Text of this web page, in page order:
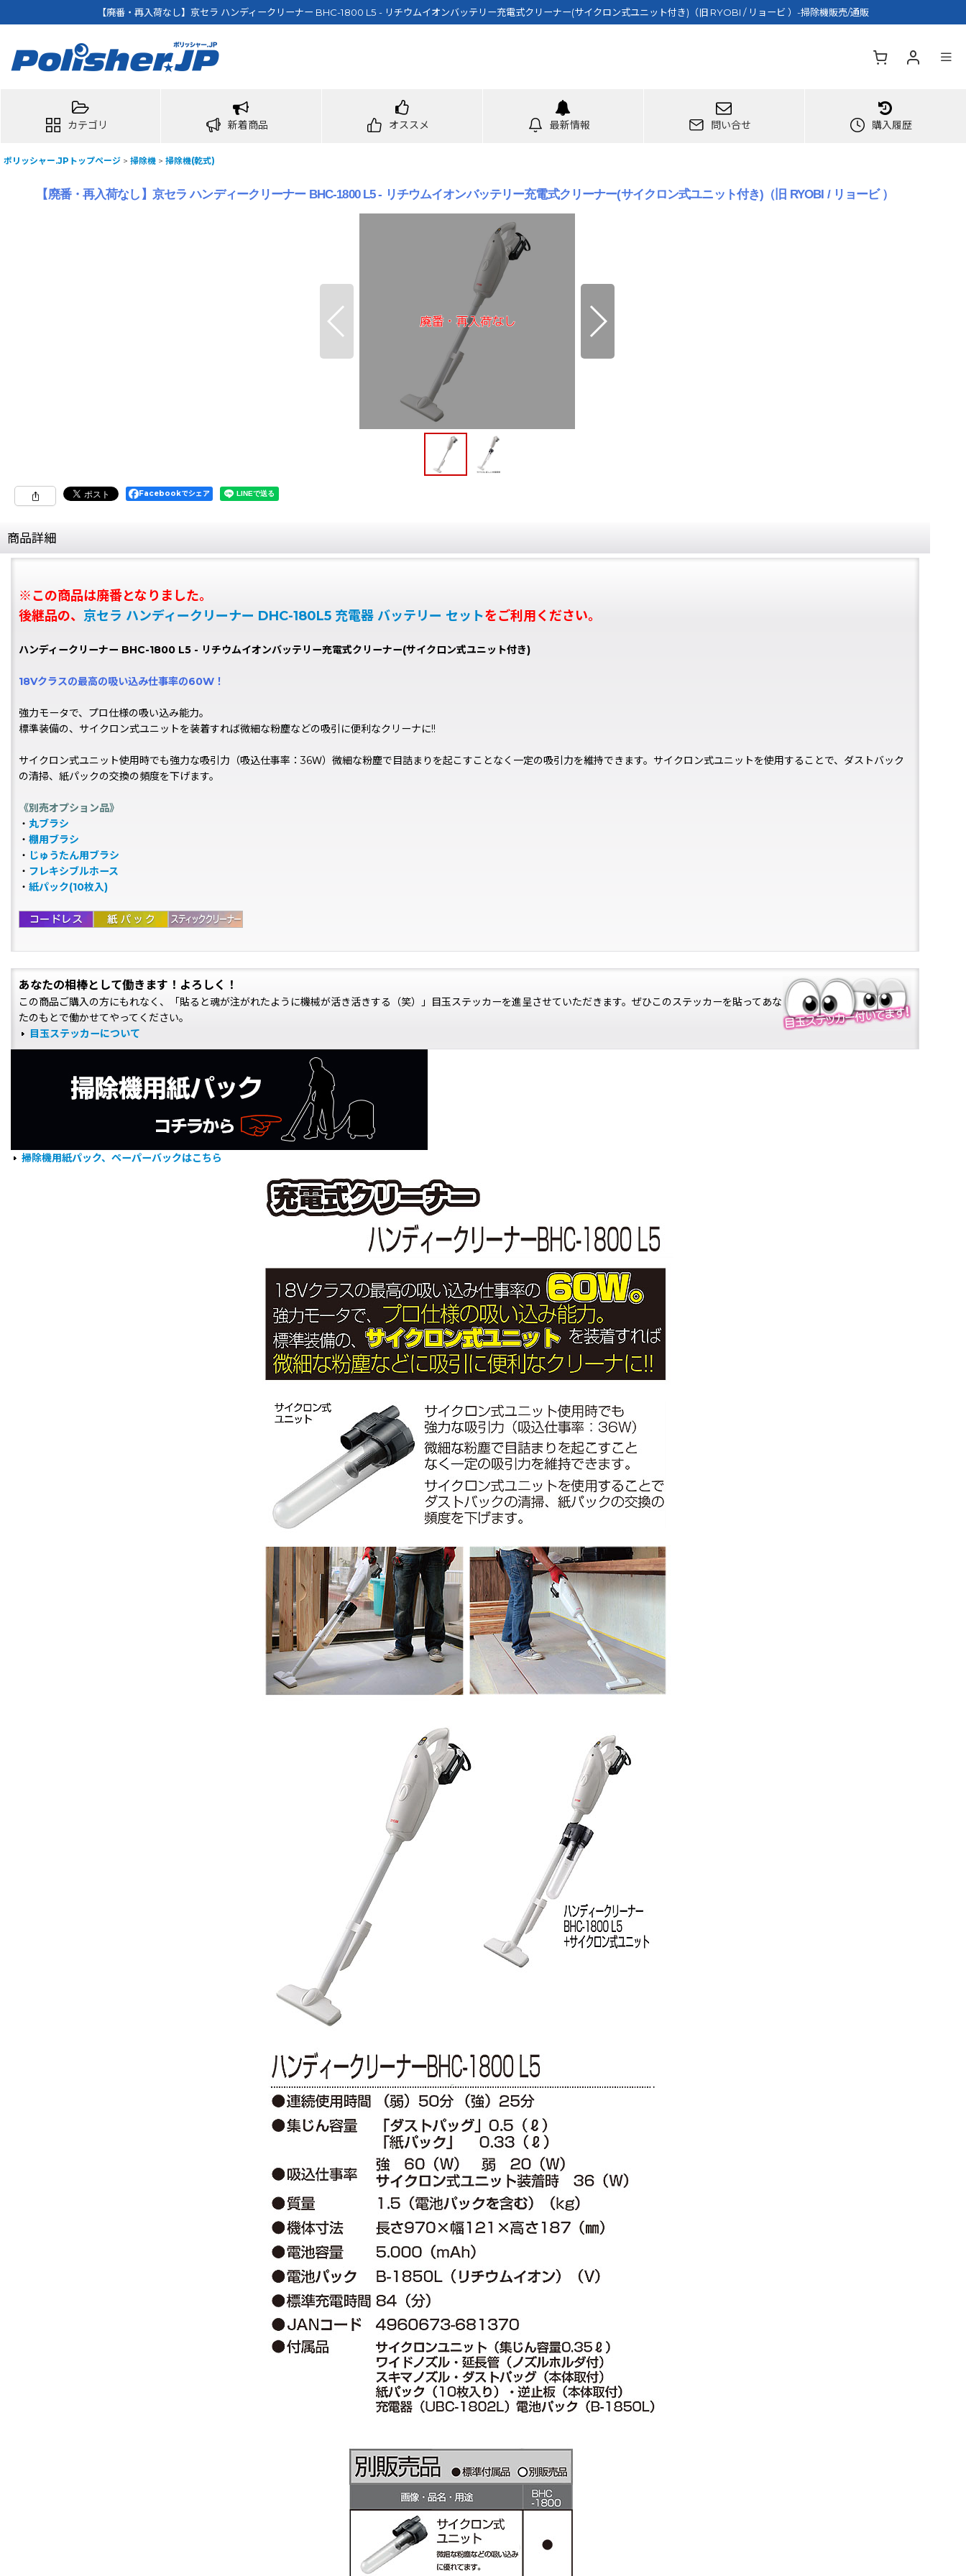
【廃番・再入荷なし】京セラ ハンディークリーナー BHC-1800 L5 - リチウムイオンバッテリー充電式クリーナー(サイクロン式ユニット付き)（旧 RYOBI / リョービ ）-掃除機販売/通販
カテゴリ 新着商品 オススメ 最新情報 問い合せ 購入履歴
ポリッシャー.JPトップページ > 掃除機 > 掃除機(乾式)
【廃番・再入荷なし】京セラ ハンディークリーナー BHC-1800 L5 - リチウムイオンバッテリー充電式クリーナー(サイクロン式ユニット付き)（旧 RYOBI / リョービ ）
Facebookでシェア
商品詳細
※この商品は廃番となりました。
後継品の、 京セラ ハンディークリーナー DHC-180L5 充電器 バッテリー セットをご利用ください。
ハンディークリーナー BHC-1800 L5 - リチウムイオンバッテリー充電式クリーナー(サイクロン式ユニット付き)
18Vクラスの最高の吸い込み仕事率の60W！
強力モータで、プロ仕様の吸い込み能力。
標準装備の、サイクロン式ユニットを装着すれば微細な粉塵などの吸引に便利なクリーナに!!
サイクロン式ユニット使用時でも強力な吸引力（吸込仕事率：36Ｗ）微細な粉塵で目詰まりを起こすことなく一定の吸引力を維持できます。サイクロン式ユニットを使用することで、ダストバック
の清掃、紙パックの交換の頻度を下げます。
《別売オプション品》
・ 丸ブラシ
・ 棚用ブラシ
・ じゅうたん用ブラシ
・ フレキシブルホース
・ 紙パック(10枚入)
あなたの相棒として働きます！よろしく！
この商品ご購入の方にもれなく、「貼ると魂が注がれたように機械が活き活きする（笑）」目玉ステッカーを進呈させていただきます。ぜひこのステッカーを貼ってあな
たのもとで働かせてやってください。
目玉ステッカーについて
掃除機用紙パック、ペーパーバックはこちら